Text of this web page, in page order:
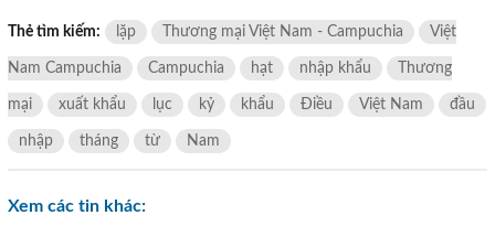
Thẻ tìm kiếm: lặp Thương mại Việt Nam - Campuchia Việt
Nam Campuchia Campuchia hạt nhập khẩu Thương
mại xuất khẩu lục kỷ khẩu Điều Việt Nam đầu
nhập tháng từ Nam
Xem các tin khác: